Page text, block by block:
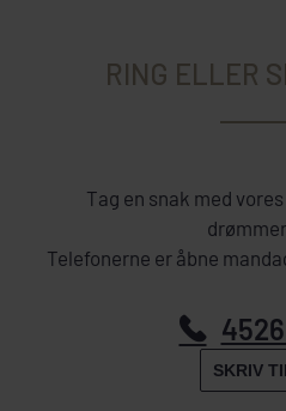
RING ELLER
Tag en snak med
Telefonerne er åbne
SKRIV